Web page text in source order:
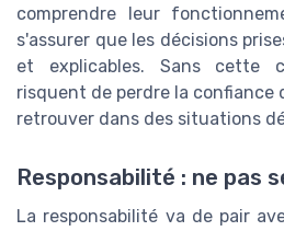
comprendre leur
s'assurer que les décisions
et explicables. Sans cette
risquent de perdre la confiance
retrouver dans des situations
Responsabilité : ne pas
La responsabilité va de pair